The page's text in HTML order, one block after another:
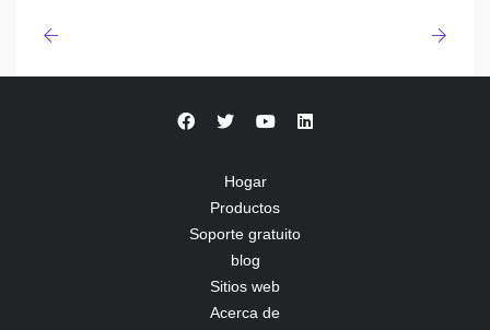
Hogar
Productos
Soporte gratuito
blog
Sitios web
Acerca de